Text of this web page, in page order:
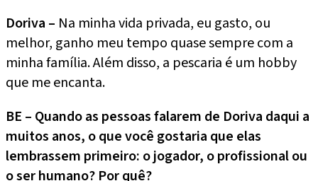
Doriva – Na minha vida privada, eu gasto, ou
melhor, ganho meu tempo quase sempre com a
minha família. Além disso, a pescaria é um hobby
que me encanta.
BE – Quando as pessoas falarem de Doriva daqui a
muitos anos, o que você gostaria que elas
lembrassem primeiro: o jogador, o profissional ou
o ser humano? Por quê?